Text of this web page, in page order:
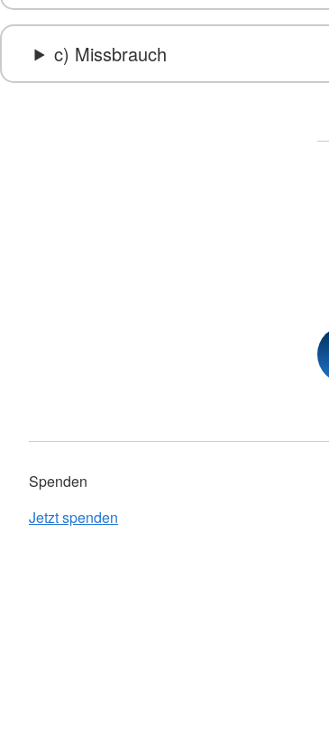
c) Missbrauch
Spenden
Jetzt spenden